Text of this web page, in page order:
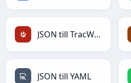
JSON till TracWiki
JSON till YAML